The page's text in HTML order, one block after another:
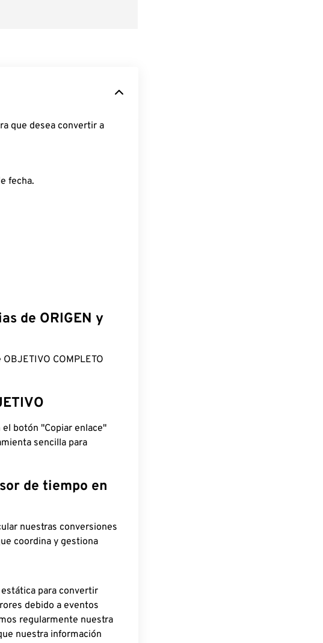
que desea convertir a
fecha.
de ORIGEN y
COMPLETO
el botón "Copiar enlace"
sencilla para
de tiempo en
nuestras conversiones
coordina y gestiona
para convertir
debido a eventos
regularmente nuestra
nuestra información